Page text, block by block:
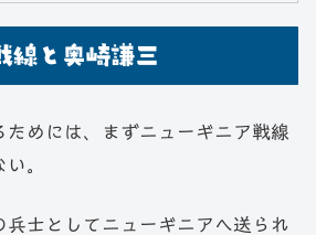
線と奥崎謙三
ためには、まずニューギニア戦線
。
兵士としてニューギニアへ送られ